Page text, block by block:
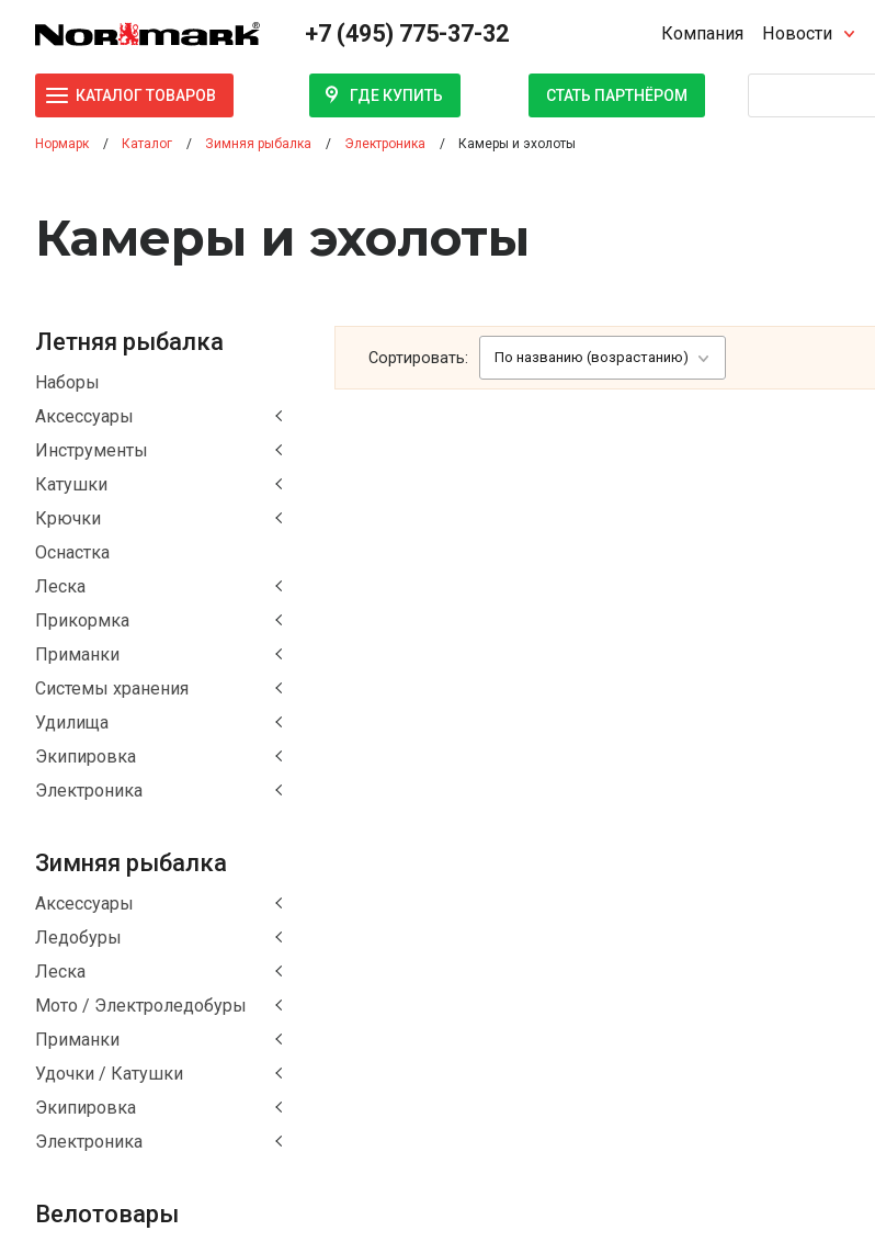
+7 (495) 775-37-32 Компания Новости
КАТАЛОГ ТОВАРОВ ГДЕ КУПИТЬ СТАТЬ ПАРТНЁРОМ
Нормарк Каталог Зимняя рыбалка Электроника Камеры и эхолоты
Камеры и эхолоты
Летняя рыбалка
Наборы
Аксессуары
Инструменты
Катушки
Крючки
Оснастка
Леска
Прикормка
Приманки
Системы хранения
Удилища
Экипировка
Электроника
Зимняя рыбалка
Аксессуары
Ледобуры
Леска
Мото / Электроледобуры
Приманки
Удочки / Катушки
Экипировка
Электроника
Велотовары
Сортировать: По названию (возрастанию)